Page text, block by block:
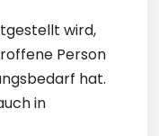
wird,
Person
hat.
in